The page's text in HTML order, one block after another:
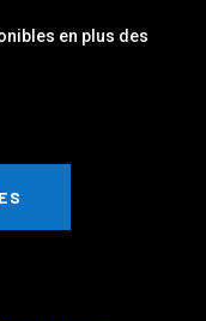
en plus des